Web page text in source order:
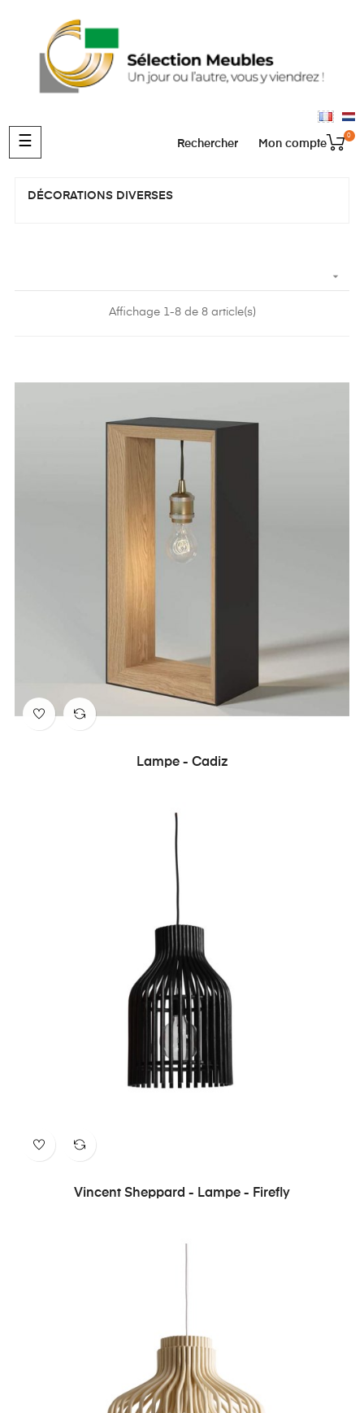
Basculer
la
☰ 0
Mon compte
Rechercher
DÉCORATIONS DIVERSES

Affichage 1-8 de 8 article(s)
Lampe - Cadiz
Vincent Sheppard - Lampe - Firefly